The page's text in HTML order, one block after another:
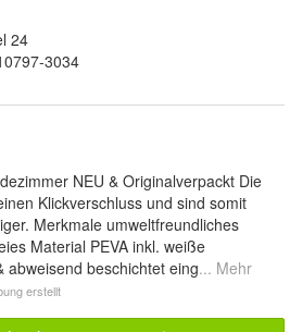
24
3034
NEU & Originalverpackt Die
Klickverschluss und sind somit
Merkmale umweltfreundliches
Material PEVA inkl. weiße
abweisend beschichtet eing... Mehr
erstellt